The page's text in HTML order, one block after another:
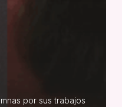
por sus trabajos